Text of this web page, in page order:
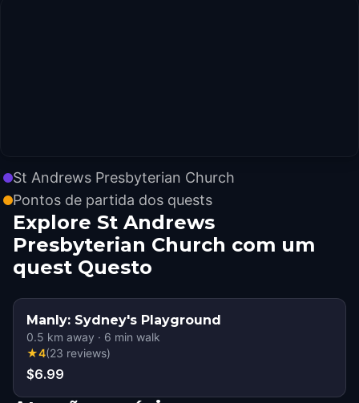
St Andrews Presbyterian Church
Pontos de partida dos quests
Explore St Andrews
Presbyterian Church com um
quest Questo
Manly: Sydney's Playground
0.5 km away · 6 min walk
★4(23 reviews)
$6.99